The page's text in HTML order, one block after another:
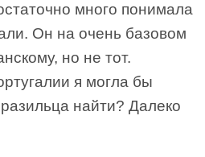
много понимала
Он на очень базовом
но не тот.
я могла бы
найти? Далеко